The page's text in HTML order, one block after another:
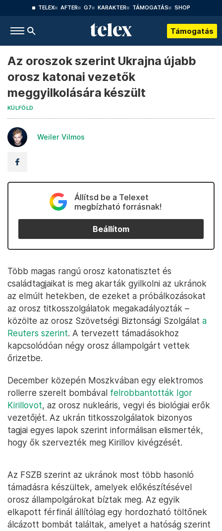
TELEX AFTER G7 KARAKTER TÁMOGATÁS SHOP
Támogatás
Az oroszok szerint Ukrajna újabb
orosz katonai vezetők
meggyilkolására készült
KÜLFÖLD
Weiler Vilmos
Állítsd be a Telexet
megbízható forrásnak!
Beállítom
Több magas rangú orosz katonatisztet és
családtagjaikat is meg akarták gyilkolni az ukránok
az elmúlt hetekben, de ezeket a próbálkozásokat
az orosz titkosszolgálatok megakadályozták –
közölte az orosz Szövetségi Biztonsági Szolgálat a
Reuters szerint. A tervezett támadásokhoz
kapcsolódóan négy orosz állampolgárt vettek
őrizetbe.
December közepén Moszkvában egy elektromos
rollerre szerelt bombával felrobbantották Igor
Kirillovot, az orosz nukleáris, vegyi és biológiai erők
vezetőjét. Az ukrán titkosszolgálatok bizonyos
tagjai egyes lapok szerint informálisan elismerték,
hogy ők szervezték meg Kirillov kivégzését.
Az FSZB szerint az ukránok most több hasonló
támadásra készültek, amelyek előkészítésével
orosz állampolgárokat bíztak meg. Az egyik
elkapott férfinál állítólag egy hordozható töltőnek
álcázott bombát találtak, amelyet a hatóság szerint